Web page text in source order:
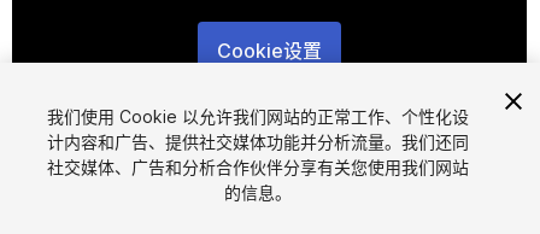
Cookie设置
1/2
我们使用 Cookie 以允许我们网站的正常工作、个性化设
计内容和广告、提供社交媒体功能并分析流量。我们还同
社交媒体、广告和分析合作伙伴分享有关您使用我们网站
的信息。